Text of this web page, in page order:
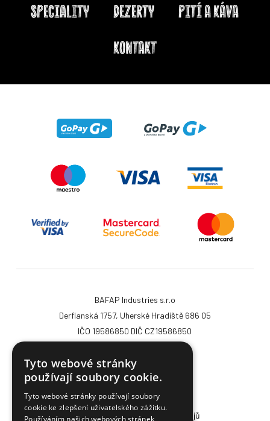
SPECIALITY
DEZERTY
PITÍ A KÁVA
KONTAKT
BAFAP Industries s.r.o
Derflanská 1757, Uherské Hradiště 686 05
IČO 19586850 DIČ CZ19586850
tel.:+420 777 426 684
© Copyright 2026
Cookies
Oznámení o ochraně osobních údajů
Tyto webové stránky
používají soubory cookie.
Tyto webové stránky používají soubory
cookie ke zlepšení uživatelského zážitku.
Používáním našich webových stránek